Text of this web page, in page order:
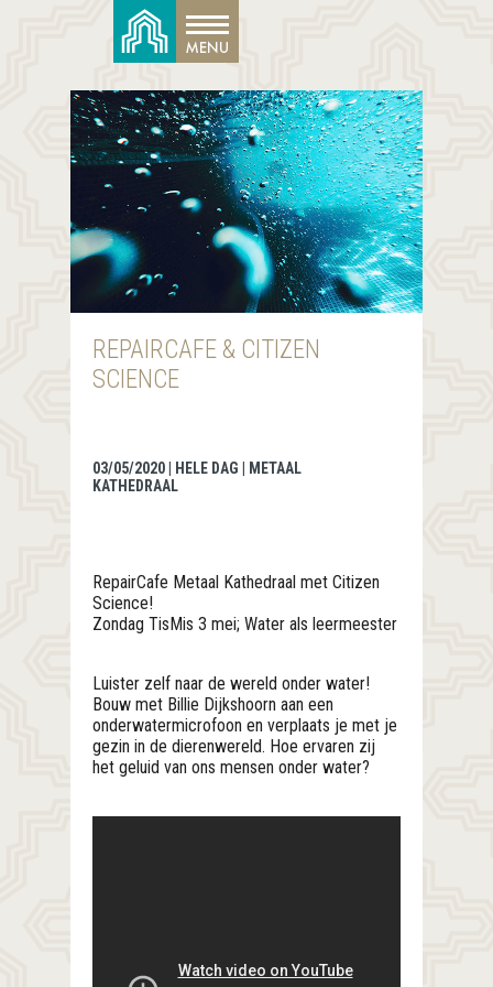
REPAIRCAFE & CITIZEN
SCIENCE
03/05/2020 | HELE DAG | METAAL
KATHEDRAAL
RepairCafe Metaal Kathedraal met Citizen
Science!
Zondag TisMis 3 mei; Water als leermeester
Luister zelf naar de wereld onder water!
Bouw met Billie Dijkshoorn aan een
onderwatermicrofoon en verplaats je met je
gezin in de dierenwereld. Hoe ervaren zij
het geluid van ons mensen onder water?